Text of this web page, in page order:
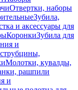
Отвертки, наборы
Зубила,
и аксессуары для
КоронкиЗубила для
и
Молотки, кувалды,
рашпили
и